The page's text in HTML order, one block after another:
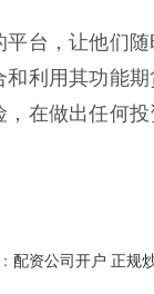
台，让他们
利用其功能期
在做出任何
配资公司开户 正规